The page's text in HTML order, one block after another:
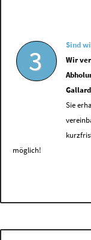
3
Sind
Wir
Sie
möglich!